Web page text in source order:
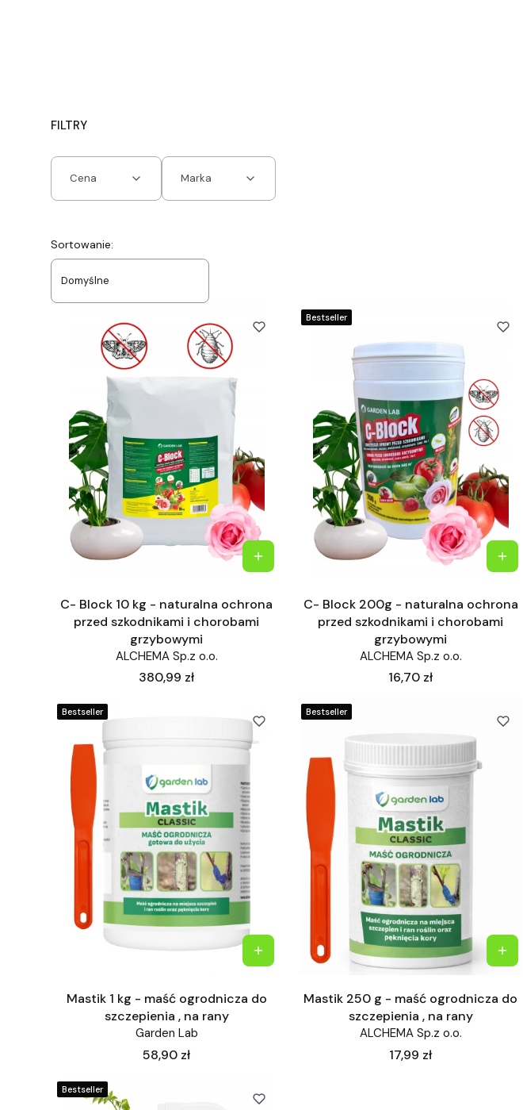
FILTRY
Cena Marka
Lista produktów
Sortowanie:
Domyślne
C- Block 10 kg - naturalna ochrona
przed szkodnikami i chorobami
grzybowymi
ALCHEMA Sp.z o.o.
Cena
380,99 zł
Bestseller
C- Block 200g - naturalna ochrona
przed szkodnikami i chorobami
grzybowymi
ALCHEMA Sp.z o.o.
Cena
16,70 zł
Bestseller
Mastik 1 kg - maść ogrodnicza do
szczepienia , na rany
Garden Lab
Cena
58,90 zł
Bestseller
Mastik 250 g - maść ogrodnicza do
szczepienia , na rany
ALCHEMA Sp.z o.o.
Cena
17,99 zł
Bestseller